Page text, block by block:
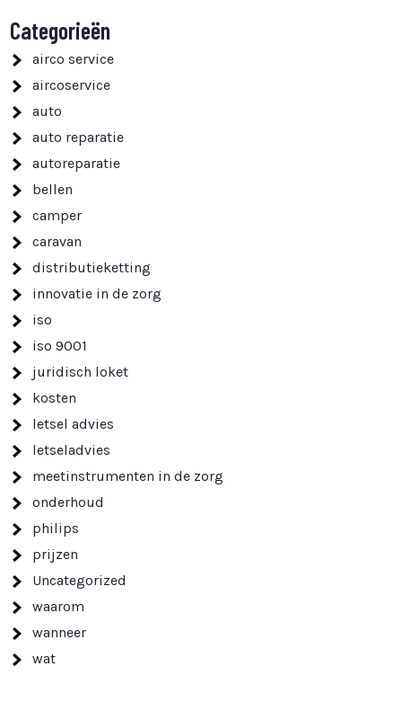
Categorieën
airco service
aircoservice
auto
auto reparatie
autoreparatie
bellen
camper
caravan
distributieketting
innovatie in de zorg
iso
iso 9001
juridisch loket
kosten
letsel advies
letseladvies
meetinstrumenten in de zorg
onderhoud
philips
prijzen
Uncategorized
waarom
wanneer
wat